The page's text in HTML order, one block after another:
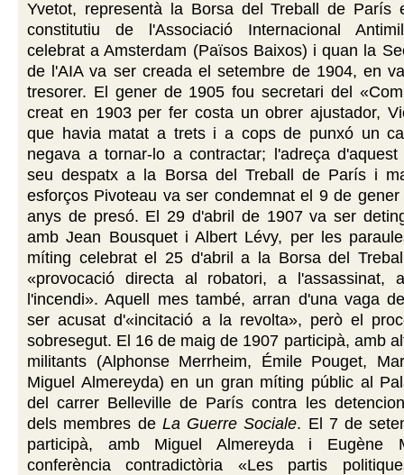
Yvetot, representà la Borsa del Treball de París
constitutiu de l'Associació Internacional
celebrat a Amsterdam (Països Baixos) i quan la
de l'AIA va ser creada el setembre de 1904, en
tresorer. El gener de 1905 fou secretari del
creat en 1903 per fer costa un obrer ajustador,
que havia matat a trets i a cops de punxó un
negava a tornar-lo a contractar; l'adreça
seu despatx a la Borsa del Treball de París i
esforços Pivoteau va ser condemnat el 9 de
anys de presó. El 29 d'abril de 1907 va ser
amb Jean Bousquet i Albert Lévy, per les
míting celebrat el 25 d'abril a la Borsa del
«provocació directa al robatori, a l'assassinat,
l'incendi». Aquell mes també, arran d'una vaga
ser acusat d'«incitació a la revolta», però el
sobresegut. El 16 de maig de 1907 participà, amb
militants (Alphonse Merrheim, Émile Pouget,
Miguel Almereyda) en un gran míting públic al
del carrer Belleville de París contra les
dels membres de La Guerre Sociale. El 7 de
participà, amb Miguel Almereyda i Eugène
conferència contradictòria «Les partis